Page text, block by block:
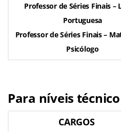
Professor de Séries Finais –
Portuguesa
Professor de Séries Finais –
Psicólogo
Para níveis
CARGOS